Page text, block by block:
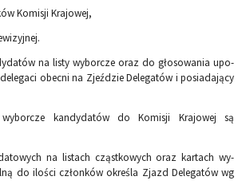
Komisji Krajowej,
na listy wyborcze oraz do głosowania upo­
obecni na Zjeździe Delegatów i posia­dający
kandydatów do Komisji Krajowej są
na listach cząstkowych oraz kartach wy­
do ilości członków określa Zjazd Delegatów wg